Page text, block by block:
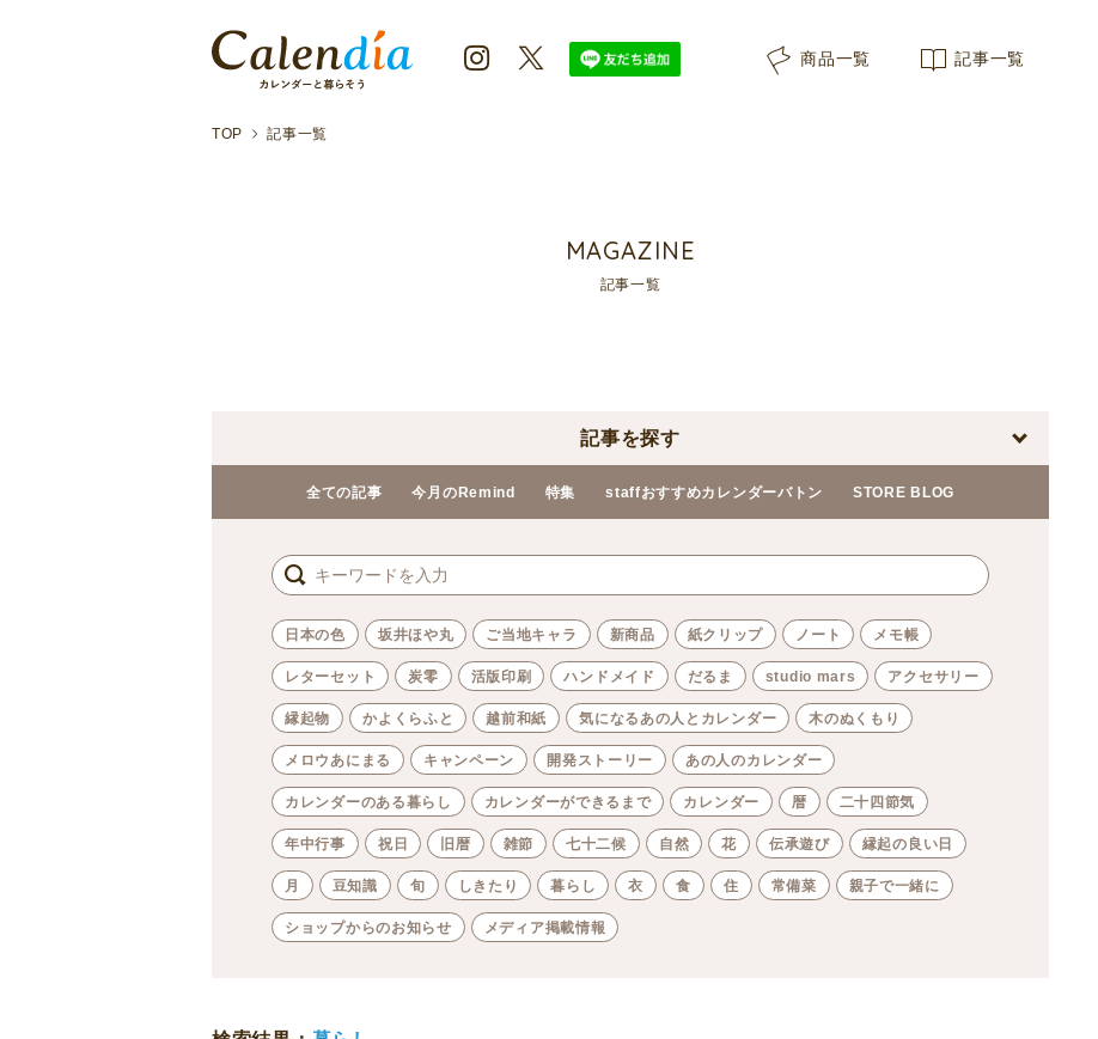
商品一覧 記事一覧
TOP 記事一覧
MAGAZINE
記事一覧
記事を探す
全ての記事 今月のRemind 特集 staffおすすめカレンダーバトン STORE BLOG
日本の色 坂井ほや丸 ご当地キャラ 新商品 紙クリップ ノート メモ帳
レターセット 炭零 活版印刷 ハンドメイド だるま studio mars アクセサリー
縁起物 かよくらふと 越前和紙 気になるあの人とカレンダー 木のぬくもり
メロウあにまる キャンペーン 開発ストーリー あの人のカレンダー
カレンダーのある暮らし カレンダーができるまで カレンダー 暦 二十四節気
年中行事 祝日 旧暦 雑節 七十二候 自然 花 伝承遊び 縁起の良い日
月 豆知識 旬 しきたり 暮らし 衣 食 住 常備菜 親子で一緒に
ショップからのお知らせ メディア掲載情報